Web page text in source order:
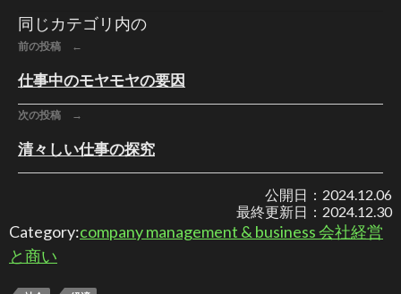
同じカテゴリ内の
前の投稿 ←
仕事中のモヤモヤの要因
次の投稿 →
清々しい仕事の探究
公開日： 2024.12.06
最終更新日： 2024.12.30
Category:company management & business 会社経営
と商い